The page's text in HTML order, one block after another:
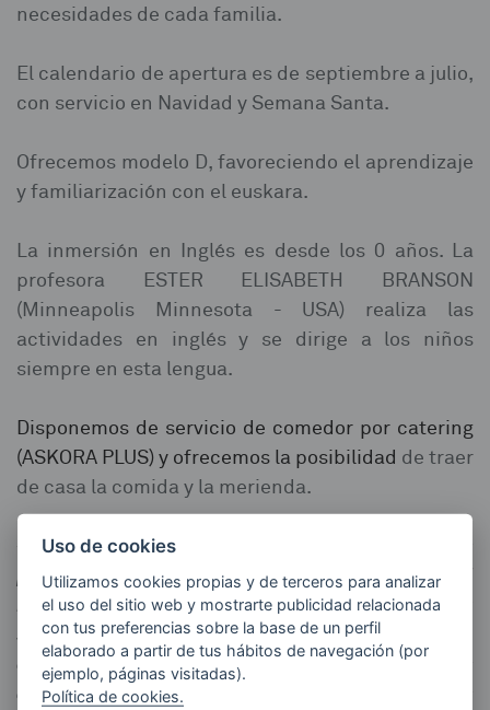
necesidades de cada familia.
El calendario de apertura es de septiembre a julio,
con servicio en Navidad y Semana Santa.
Ofrecemos modelo D, favoreciendo el aprendizaje
y familiarización con el euskara.
La inmersión en Inglés es desde los 0 años. La
profesora ESTER ELISABETH BRANSON
(Minneapolis Minnesota - USA) realiza las
actividades en inglés y se dirige a los niños
siempre en esta lengua.
Disponemos de servicio de comedor por catering
(ASKORA PLUS) y ofrecemos la posibilidad de traer
de casa la comida y la merienda.
«Muchas de las cosas que nosotros necesitamos
pueden esperar, los niños no pueden. Ahora es el
momento. Sus huesos están en formación, su
sangre también lo está y sus sentidos se están
desarrollando. A él nosotros no podemos
contestarle mañana. Su momento es
Uso de cookies
Utilizamos cookies propias y de terceros para analizar
el uso del sitio web y mostrarte publicidad relacionada
con tus preferencias sobre la base de un perfil
elaborado a partir de tus hábitos de navegación (por
ejemplo, páginas visitadas).
Política de cookies.